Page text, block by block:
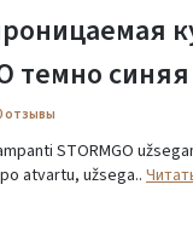
темно синяя
oтзывы
STORMGO
atvartu, užsega..